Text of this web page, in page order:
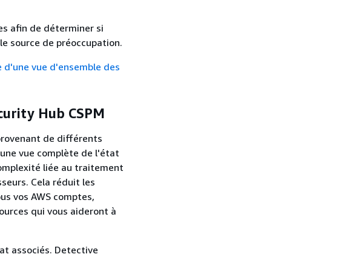
afin de déterminer si
source de préoccupation.
d'une vue d'ensemble des
Hub CSPM
de différents
vue complète de l'état
liée au traitement
Cela réduit les
vos AWS comptes,
qui vous aideront à
associés. Detective